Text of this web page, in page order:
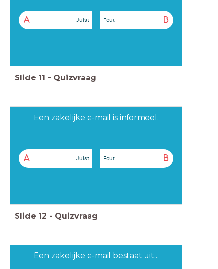
A Juist B
Fout
Slide 11 - Quizvraag
Een zakelijke e-mail is informeel.
A Juist B
Fout
Slide 12 - Quizvraag
Een zakelijke e-mail bestaat uit...